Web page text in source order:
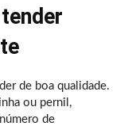
de boa qualidade.
ou pernil,
de